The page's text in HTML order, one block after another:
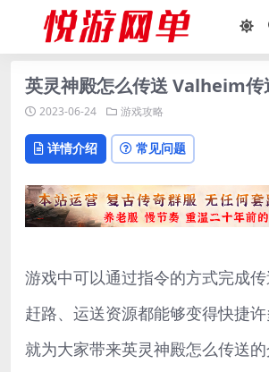
英灵神殿怎么传送 Valheim传
2023-06-24 游戏攻略
详情介绍 常见问题
游戏中可以通过指令的方式完成
赶路、运送资源都能够变得快捷
就为大家带来英灵神殿怎么传送